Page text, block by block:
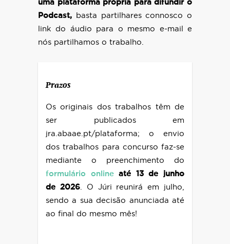
uma plataforma própria para difundir o
Podcast, basta partilhares connosco o
link do áudio para o mesmo e-mail e
nós partilhamos o trabalho.
Prazos
Os originais dos trabalhos têm de
ser publicados em
jra.abaae.pt/plataforma; o envio
dos trabalhos para concurso faz-se
mediante o preenchimento do
formulário online
até 13 de junho
de 2026. O Júri reunirá em julho,
sendo a sua decisão anunciada até
ao final do mesmo mês!